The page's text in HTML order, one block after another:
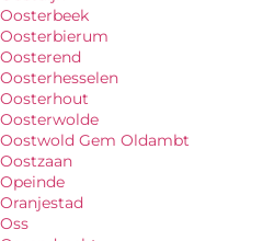
Oosterbeek
Oosterbierum
Oosterend
Oosterhesselen
Oosterhout
Oosterwolde
Oostwold Gem Oldambt
Oostzaan
Opeinde
Oranjestad
Oss